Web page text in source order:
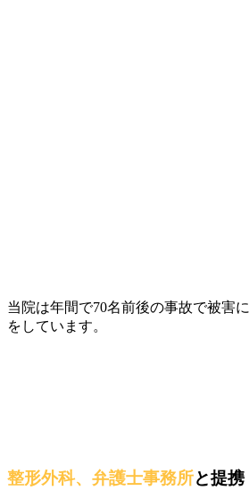
当院は年間で70名前後の事故で被害
をしています。
整形外科、弁護士事務所と提携